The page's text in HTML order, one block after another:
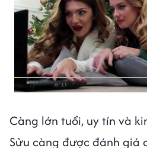
Càng lớn tuổi, uy tín và
Sửu càng được đánh giá